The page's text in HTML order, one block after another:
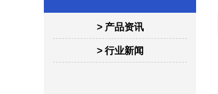
> 产品资讯
> 行业新闻